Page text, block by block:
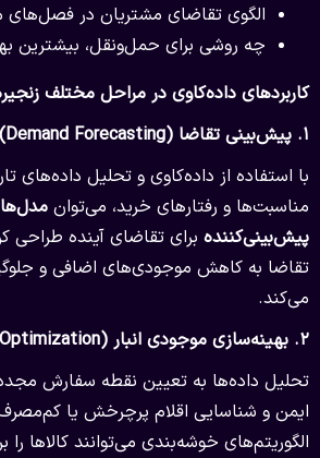
الگوی تقاضای مشتریان در
چه روشی برای حمل‌ونقل، بیشترین
کاربردهای داده‌کاوی در مراحل مختلف
۱. پیش‌بینی تقاضا (Demand Forecasting)
با استفاده از داده‌کاوی و تحلیل داده‌های
مناسبت‌ها و رفتارهای خرید، می‌توان
پیش‌بینی‌کننده برای تقاضای آینده طراحی
تقاضا به کاهش موجودی‌های اضافی و
می‌کند.
۲. بهینه‌سازی موجودی انبار (Inventory Optimization)
تحلیل داده‌ها به تعیین نقطه سفارش
ایمن و شناسایی اقلام پرچرخش یا
الگوریتم‌های خوشه‌بندی می‌توانند کالاها